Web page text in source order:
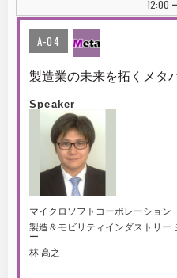
12:00
A-04
製造業の未来を拓くメタ
Speaker
マイクロソフトコーポレーション
製造＆モビリティインダストリー
ー
林 高之